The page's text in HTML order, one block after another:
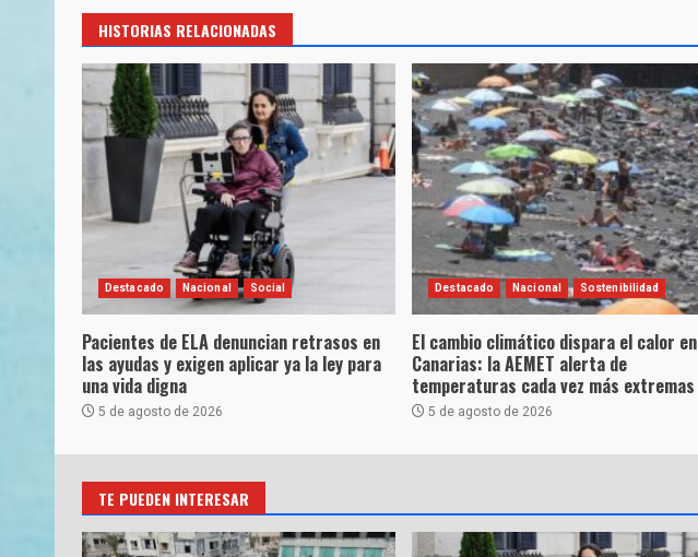
HISTORIAS RELACIONADAS
Destacado Nacional Social
Pacientes de ELA denuncian retrasos en
las ayudas y exigen aplicar ya la ley para
una vida digna
5 de agosto de 2026
Destacado Nacional Sostenibilidad
El cambio climático dispara el calor en
Canarias: la AEMET alerta de
temperaturas cada vez más extremas
5 de agosto de 2026
TE PUEDEN INTERESAR